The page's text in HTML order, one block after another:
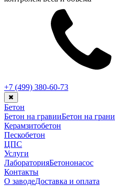
+7 (499) 380-60-73
✖
Бетон
Бетон на гравииБетон на
Керамзитобетон
Пескобетон
ЦПС
Услуги
ЛабораторияБетононасос
Контакты
О заводеДоставка и оплата